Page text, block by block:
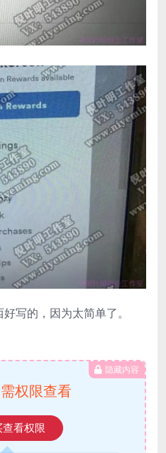
写的，因为太简单了。
隐藏内容
权限查看
查看权限